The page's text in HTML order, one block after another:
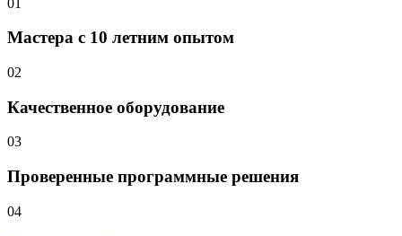
Мастера с 10 летним опытом
02
Качественное оборудование
03
Проверенные программные решения
04